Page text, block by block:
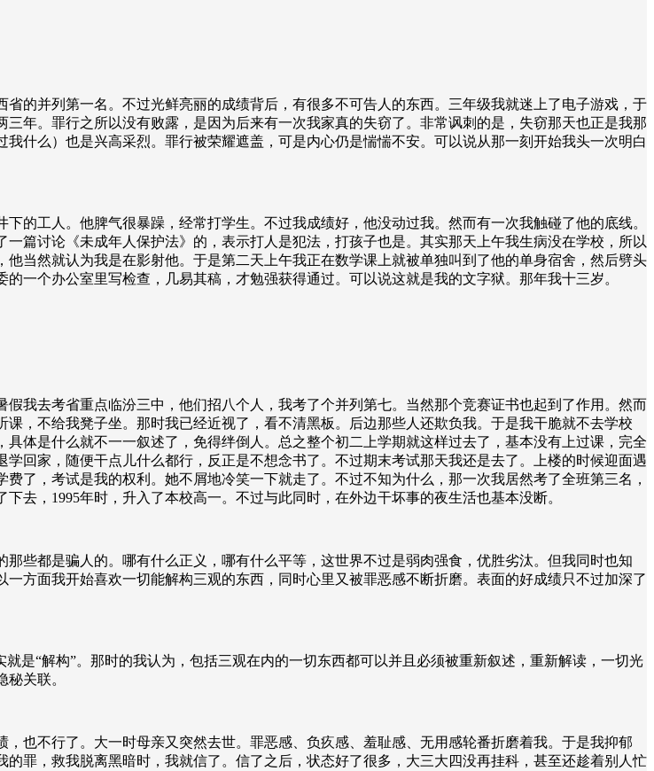
的并列第一名。不过光鲜亮丽的成绩背后，有很多不可告人的东西。三年级我就迷上了电子游戏，于
年。罪行之所以没有败露，是因为后来有一次我家真的失窃了。非常讽刺的是，失窃那天也正是我那
什么）也是兴高采烈。罪行被荣耀遮盖，可是内心仍是惴惴不安。可以说从那一刻开始我头一次明白
下的工人。他脾气很暴躁，经常打学生。不过我成绩好，他没动过我。然而有一次我触碰了他的底线。
篇讨论《未成年人保护法》的，表示打人是犯法，打孩子也是。其实那天上午我生病没在学校，所以
当然就认为我是在影射他。于是第二天上午我正在数学课上就被单独叫到了他的单身宿舍，然后劈头
一个办公室里写检查，几易其稿，才勉强获得通过。可以说这就是我的文字狱。那年我十三岁。
我去考省重点临汾三中，他们招八个人，我考了个并列第七。当然那个竞赛证书也起到了作用。然而
，不给我凳子坐。那时我已经近视了，看不清黑板。后边那些人还欺负我。于是我干脆就不去学校
体是什么就不一一叙述了，免得绊倒人。总之整个初二上学期就这样过去了，基本没有上过课，完全
回家，随便干点儿什么都行，反正是不想念书了。不过期末考试那天我还是去了。上楼的时候迎面遇
了，考试是我的权利。她不屑地冷笑一下就走了。不过不知为什么，那一次我居然考了全班第三名，
去， 1995年时，升入了本校高一。不过与此同时，在外边干坏事的夜生活也基本没断。
些都是骗人的。哪有什么正义，哪有什么平等，这世界不过是弱肉强食，优胜劣汰。但我同时也知
方面我开始喜欢一切能解构三观的东西，同时心里又被罪恶感不断折磨。表面的好成绩只不过加深了
是“解构”。那时的我认为，包括三观在内的一切东西都可以并且必须被重新叙述，重新解读，一切光
关联。
也不行了。大一时母亲又突然去世。罪恶感、负疚感、羞耻感、无用感轮番折磨着我。于是我抑郁
罪，救我脱离黑暗时，我就信了。信了之后，状态好了很多，大三大四没再挂科，甚至还趁着别人忙